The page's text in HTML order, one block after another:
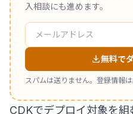
入相談にも進めます。
無料で
スパムは送りません。登録情報は
CDKでデプロイ対象を組